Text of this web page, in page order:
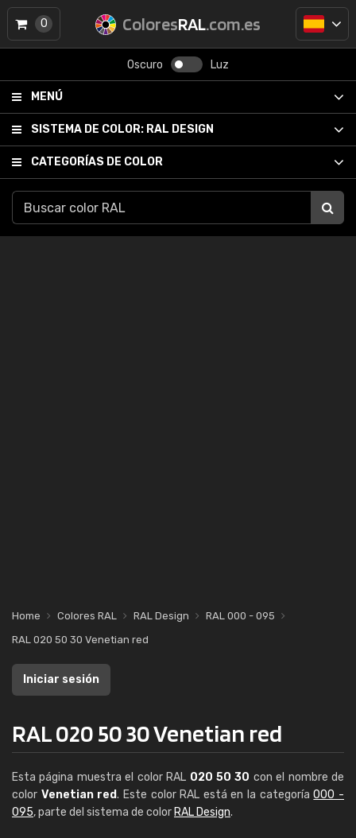
ColoresRAL.com.es
Oscuro Luz
MENÚ
SISTEMA DE COLOR: RAL DESIGN
CATEGORÍAS DE COLOR
0
Home Colores RAL RAL Design
RAL 000 - 095
RAL 020 50 30 Venetian red
Iniciar sesión
RAL 020 50 30 Venetian red
Esta página muestra el color RAL 020 50 30 con el nombre de
color Venetian red. Este color RAL está en la categoría000 -
095, parte del sistema de color RAL Design.